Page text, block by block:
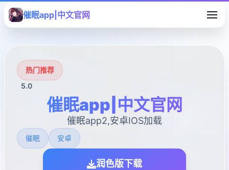
催眠app|中文官网
热门推荐
5.0
催眠app|中文官网
催眠app2,安卓IOS加载
催眠 安卓
润色版下载